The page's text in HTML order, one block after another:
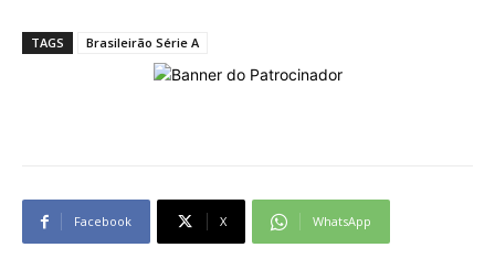
TAGS Brasileirão Série A
Facebook X WhatsApp